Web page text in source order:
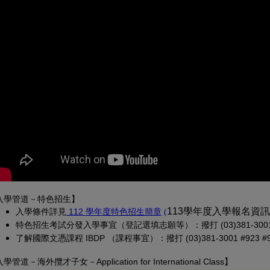
學管道－特色招生】
入學條件詳見 112 學年度特色招生簡章(另開新視窗)
((PDF 檔，另開新視窗)
113學年度入學報名資
特色招生考試分發入學事宜（登記選填志願等）：撥打 (03)381-
了解國際文憑課程 IBDP （課程事宜）：撥打 (03)381-3001 #923
學管道－ 海外攬才子女－Application for International Class】